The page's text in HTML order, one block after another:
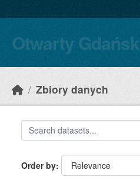
Otwarty Gdańsk
Zbiory danych
Order by